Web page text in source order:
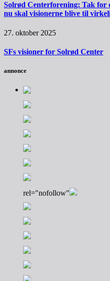
Solrød Centerforening: Tak for
nu skal visionerne blive til
27. oktober 2025
SFs visioner for Solrød Center
annonce
rel="nofollow"